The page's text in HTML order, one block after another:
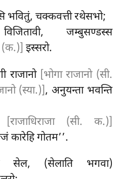
भवितुं, चक्कवत्ती रथेसभो;
जम्बुसण्डस्स
(क.)] इस्सरो.
राजानो [भोगा राजानो (सी.
(स्या.)], अनुयन्ता भवन्ति
[राजाधिराजा (सी. क.)]
कारेहि गोतम’’.
सेल, (सेलाति भगवा)